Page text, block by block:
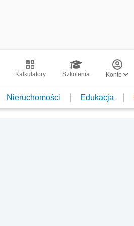
Kalkulatory Szkolenia Konto
Nieruchomości Edukacja